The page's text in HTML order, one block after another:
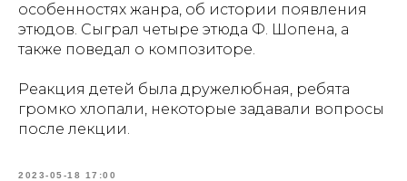
особенностях жанра, об истории появления
этюдов. Сыграл четыре этюда Ф. Шопена, а
также поведал о композиторе.
Реакция детей была дружелюбная, ребята
громко хлопали, некоторые задавали вопросы
после лекции.
2023-05-18 17:00